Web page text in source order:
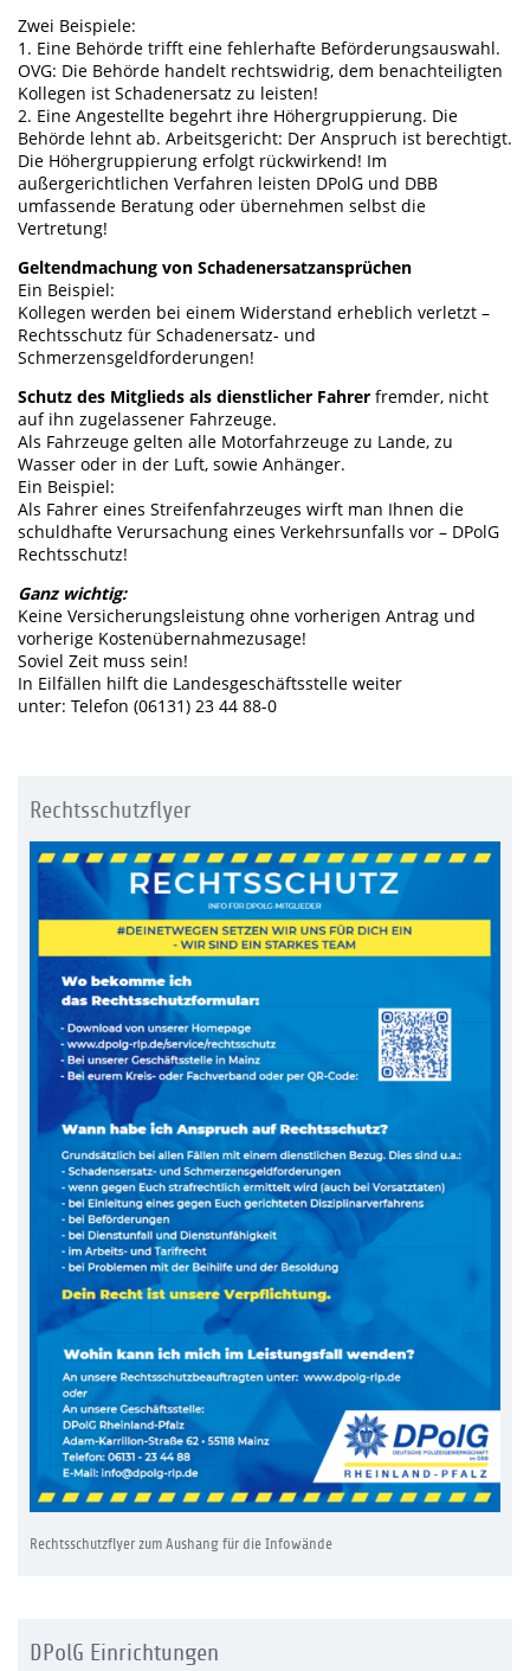
Zwei Beispiele:
1. Eine Behörde trifft eine fehlerhafte Beförderungsauswahl.
OVG: Die Behörde handelt rechtswidrig, dem benachteiligten
Kollegen ist Schadenersatz zu leisten!
2. Eine Angestellte begehrt ihre Höhergruppierung. Die
Behörde lehnt ab. Arbeitsgericht: Der Anspruch ist berechtigt.
Die Höhergruppierung erfolgt rückwirkend! Im
außergerichtlichen Verfahren leisten DPolG und DBB
umfassende Beratung oder übernehmen selbst die
Vertretung!
Geltendmachung von Schadenersatzansprüchen
Ein Beispiel:
Kollegen werden bei einem Widerstand erheblich verletzt –
Rechtsschutz für Schadenersatz- und
Schmerzensgeldforderungen!
Schutz des Mitglieds als dienstlicher Fahrer fremder, nicht
auf ihn zugelassener Fahrzeuge.
Als Fahrzeuge gelten alle Motorfahrzeuge zu Lande, zu
Wasser oder in der Luft, sowie Anhänger.
Ein Beispiel:
Als Fahrer eines Streifenfahrzeuges wirft man Ihnen die
schuldhafte Verursachung eines Verkehrsunfalls vor – DPolG
Rechtsschutz!
Ganz wichtig:
Keine Versicherungsleistung ohne vorherigen Antrag und
vorherige Kostenübernahmezusage!
Soviel Zeit muss sein!
In Eilfällen hilft die Landesgeschäftsstelle weiter
unter: Telefon (06131) 23 44 88-0
Rechtsschutzflyer
Rechtsschutzflyer zum Aushang für die Infowände
DPolG Einrichtungen